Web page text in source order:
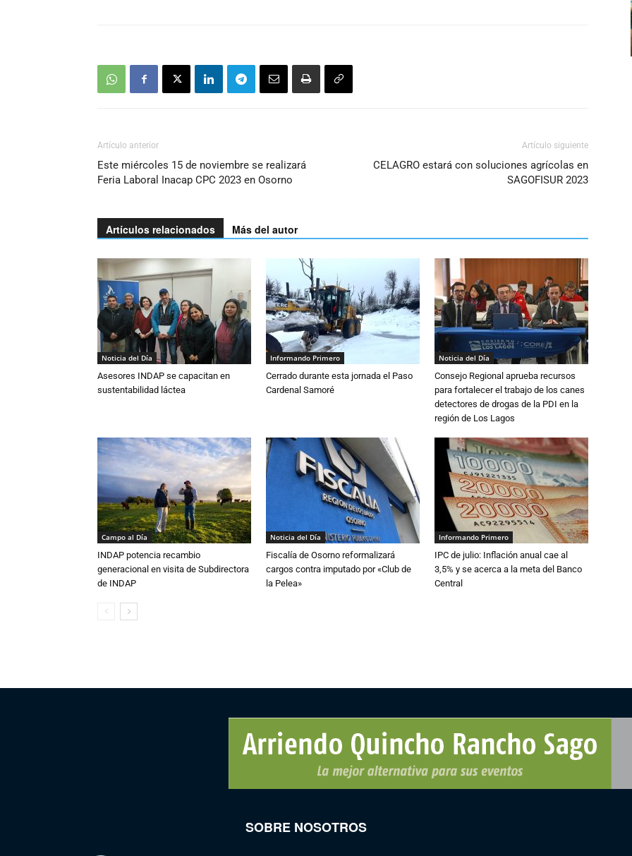
volumen.
Artículo anterior
Este miércoles 15 de noviembre se realizará
Feria Laboral Inacap CPC 2023 en Osorno
Artículo siguiente
CELAGRO estará con soluciones agrícolas en
SAGOFISUR 2023
Artículos relacionados Más del autor
Noticia del Día
Asesores INDAP se capacitan en
sustentabilidad láctea
Informando Primero
Cerrado durante esta jornada el Paso
Cardenal Samoré
Noticia del Día
Consejo Regional aprueba recursos
para fortalecer el trabajo de los canes
detectores de drogas de la PDI en la
región de Los Lagos
Campo al Día
INDAP potencia recambio
generacional en visita de Subdirectora
de INDAP
Noticia del Día
Fiscalía de Osorno reformalizará
cargos contra imputado por «Club de
la Pelea»
Informando Primero
IPC de julio: Inflación anual cae al
3,5% y se acerca a la meta del Banco
Central
SOBRE NOSOTROS